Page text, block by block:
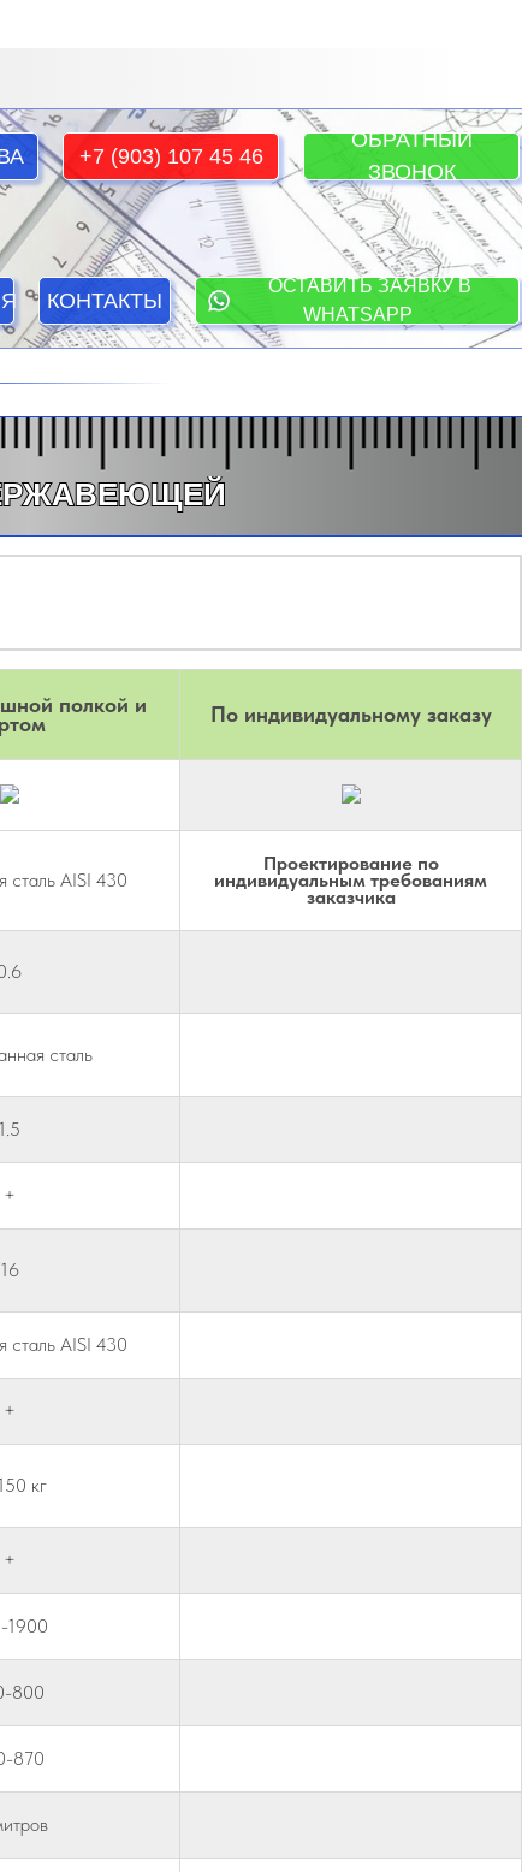
КОНТАКТЫ
ОСТАВИТЬ ЗАЯВКУ В
WHATSAPP
ОБРАТНЫЙ
ЗВОНОК
+7 (903) 107 45 46
полкой и По индивидуальному заказу
AISI 430
Проектирование по
индивидуальным требованиям
заказчика
сталь
1.5
+
16
AISI 430
+
кг
+
1900
800
870